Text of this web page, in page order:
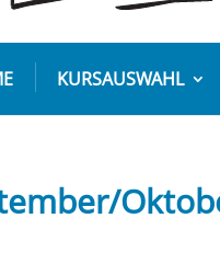
KURSAUSWAHL